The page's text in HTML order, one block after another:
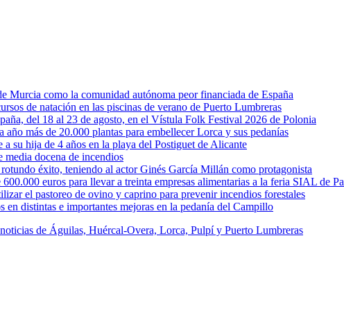
Murcia como la comunidad autónoma peor financiada de España
de natación en las piscinas de verano de Puerto Lumbreras
del 18 al 23 de agosto, en el Vístula Folk Festival 2026 de Polonia
más de 20.000 plantas para embellecer Lorca y sus pedanías
su hija de 4 años en la playa del Postiguet de Alicante
docena de incendios
éxito, teniendo al actor Ginés García Millán como protagonista
euros para llevar a treinta empresas alimentarias a la feria SIAL de
el pastoreo de ovino y caprino para prevenir incendios forestales
distintas e importantes mejoras en la pedanía del Campillo
de Águilas, Huércal-Overa, Lorca, Pulpí y Puerto Lumbreras